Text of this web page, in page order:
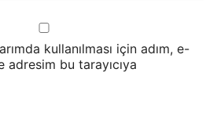
kullanılması için adım, e-
bu tarayıcıya